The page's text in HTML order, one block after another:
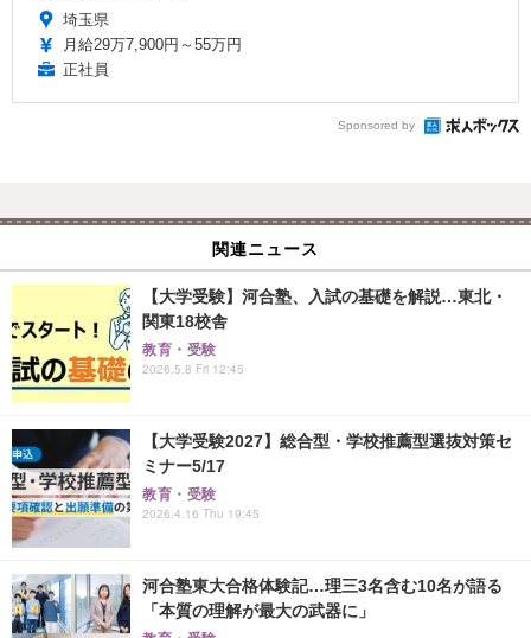
埼玉県
月給29万7,900円～55万円
正社員
Sponsored by
関連ニュース
【大学受験】河合塾、入試の基礎を解説…東北・
関東18校舎
教育・受験
2026.5.8 Fri 12:45
【大学受験2027】総合型・学校推薦型選抜対策セ
ミナー5/17
教育・受験
2026.4.16 Thu 19:45
河合塾東大合格体験記…理三3名含む10名が語る
「本質の理解が最大の武器に」